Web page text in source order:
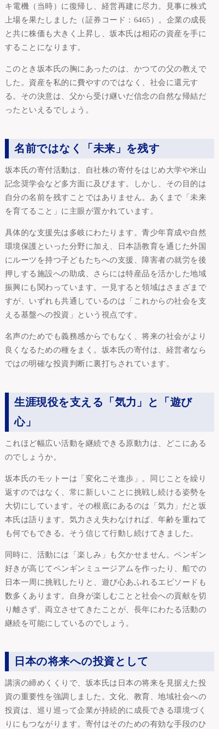
キ電機（当時）に復帰し、経営再建に尽力。見事に株式
上場を果たしました（証券コード：6465）。企業の成長
と共に株価も大きく上昇し、坂本氏は相応の資産を手に
することになります。
このとき坂本氏の胸にあったのは、かつての父の教えで
した。資産を私的に費やすのではなく、社会に還元す
る。その決意は、父から受け継いだ信念の自然な帰結だ
ったといえるでしょう。
名前ではなく「未来」を残す
坂本氏の寄付活動は、自社株の寄付をはじめ大学や米山
記念奨学会など多方面に及びます。しかし、その目的は
自分の名前を残すことではありません。あくまで「未来
を育てること」に主眼が置かれています。
具体的な支援先は多岐にわたります。青少年育成や自然
環境保護といった分野に加え、日本語教育を通じた外国
にルーツを持つ子どもたちへの支援、障害者の就労を後
押しする施設への助成、さらには特産品を活かした地域
振興にも関わっています。一見すると領域はさまざまで
すが、いずれも共通しているのは「これからの社会を支
える基盤への投資」という視点です。
名声のためでも義務感からでもなく、将来の社会がより
良くなるための種をまく。坂本氏の寄付は、経営者なら
ではの明確な投資判断に裏打ちされています。
生涯現役を支える「気力」と「遊び
心」
これほど幅広い活動を継続できる原動力は、どこにある
のでしょうか。
坂本氏のモットーは「変化こそ進歩」。同じことを繰り
返すのではなく、常に新しいことに挑戦し続ける姿勢を
大切にしています。その根底にあるのは「気力」だと坂
本氏は語ります。気力さえ失わなければ、年齢を重ねて
も何でもできる。そう信じて行動し続けてきました。
同時に、活動には「楽しみ」も欠かせません。ペンギン
好きが高じてペンギンミュージアムを作ったり、船での
日本一周に挑戦したりと、遊び心あふれるエピソードも
数多くあります。自身が楽しむことと社会への貢献を切
り離さず、両立させてきたことが、長年にわたる活動の
継続を可能にしているのでしょう。
日本の将来への投資として
講演の締めくくりで、坂本氏は日本の将来を見据えた投
資の重要性を強調しました。文化、教育、地域社会への
投資は、巡り巡って企業が持続的に成長できる環境づく
りにもつながります。寄付はそのための有効な手段のひ